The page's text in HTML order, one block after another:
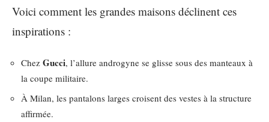
Voici comment les grandes maisons déclinent ces
inspirations :
Chez Gucci, l’allure androgyne se glisse sous des manteaux à
la coupe militaire.
À Milan, les pantalons larges croisent des vestes à la structure
affirmée.